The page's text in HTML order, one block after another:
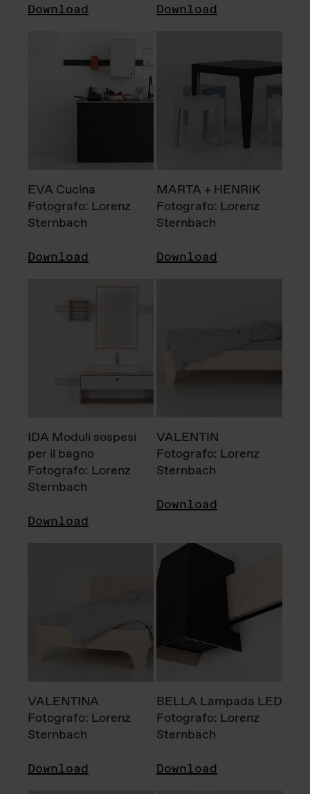
Download Download
EVA Cucina
Fotografo: Lorenz
Sternbach
Download
MARTA + HENRIK
Fotografo: Lorenz
Sternbach
Download
IDA Moduli sospesi
per il bagno
Fotografo: Lorenz
Sternbach
Download
VALENTIN
Fotografo: Lorenz
Sternbach
Download
VALENTINA
Fotografo: Lorenz
Sternbach
Download
BELLA Lampada LED
Fotografo: Lorenz
Sternbach
Download